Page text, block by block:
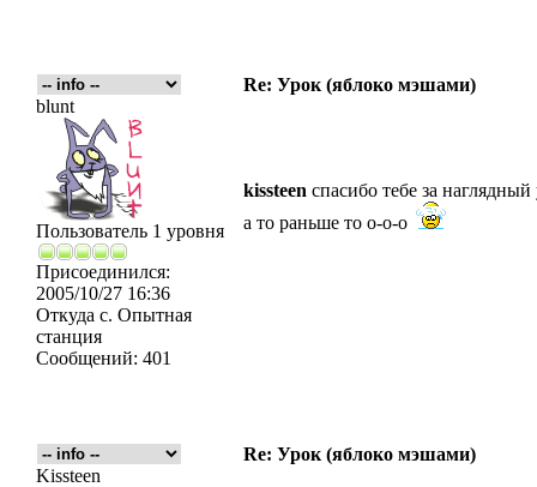
Re: Урок (яблоко мэшами)
blunt
Пользователь 1 уровня
Присоединился:
2005/10/27 16:36
Откуда с. Опытная
станция
Сообщений: 401
kissteen спасибо тебе за
а то раньше то о-о-о
Re: Урок (яблоко мэшами)
Kissteen